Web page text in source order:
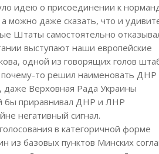
идею о присоединении к
можно даже сказать, что и
Штаты самостоятельно
выступают наши европейские
одной из говорящих голов
почему-то решил наименовать
даже Верховная Рада Украины
бы приравнивал ДНР и ЛНР
негативный сигнал.
в категоричной форме
из базовых пунктов Минских